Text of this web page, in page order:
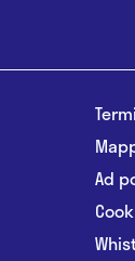
Ad